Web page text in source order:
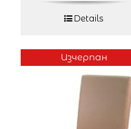
Details
Изчерпан